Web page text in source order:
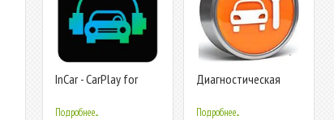
InCar - CarPlay for
Подробнее...
Диагностическая
онлайн, КБМ
Подробнее...